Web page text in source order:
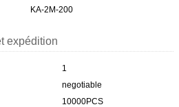
KA-2M-200
expédition
1
negotiable
10000PCS